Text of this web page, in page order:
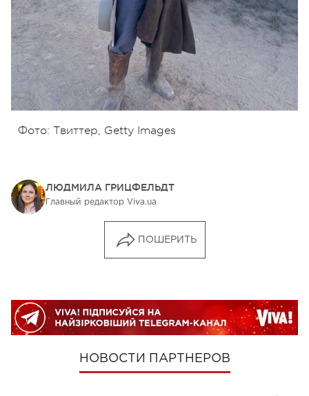
Фото: Твиттер, Getty Images
ЛЮДМИЛА ГРИЦФЕЛЬДТ
Главный редактор Viva.ua
ПОШЕРИТЬ
НОВОСТИ ПАРТНЕРОВ